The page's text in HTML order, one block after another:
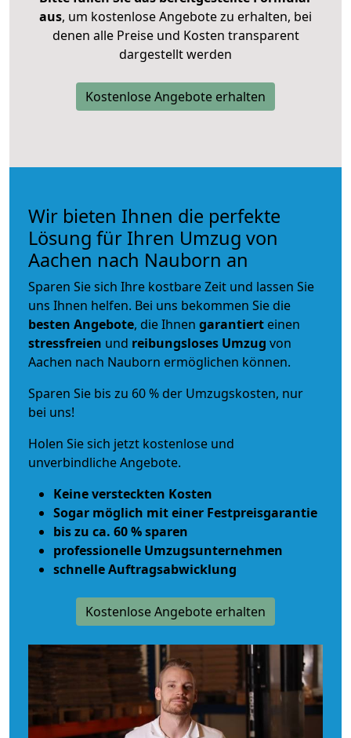
aus, um kostenlose Angebote zu erhalten, bei
denen alle Preise und Kosten transparent
dargestellt werden
Kostenlose Angebote erhalten
Wir bieten Ihnen die perfekte
Lösung für Ihren Umzug von
Aachen nach Nauborn an
Sparen Sie sich Ihre kostbare Zeit und lassen Sie
uns Ihnen helfen. Bei uns bekommen Sie die
besten Angebote, die Ihnen garantiert einen
stressfreien und reibungsloses Umzug von
Aachen nach Nauborn ermöglichen können.
Sparen Sie bis zu 60 % der Umzugskosten, nur
bei uns!
Holen Sie sich jetzt kostenlose und
unverbindliche Angebote.
Keine versteckten Kosten
Sogar möglich mit einer Festpreisgarantie
bis zu ca. 60 % sparen
professionelle Umzugsunternehmen
schnelle Auftragsabwicklung
Kostenlose Angebote erhalten